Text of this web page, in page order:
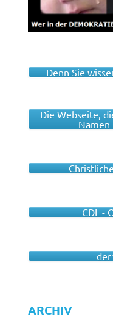
Denn Sie
Die Webseite,
Namen
CDL -
ARCHIV